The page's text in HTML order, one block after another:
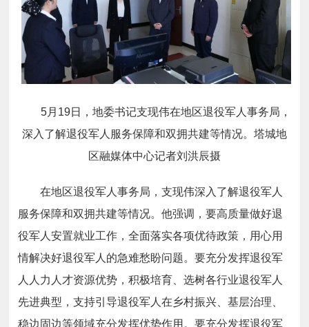
5月19日，地委书记支现伟在地区退役军人事务局，
深入了解退役军人服务保障和双拥共建等情况。塔城地
区融媒体中心记者刘洪辰摄
在地区退役军人事务局，支现伟深入了解退役军人
服务保障和双拥共建等情况。他强调，要高质量做好退
役军人安置就业工作，全面落实各项优待政策，用心用
情解决好退役军人的急难愁盼问题。要充分发挥退役军
人人力人才资源优势，积极培育、选树各行业退役军人
先进典型，支持引导退役军人在乡村振兴、基层治理、
稳边固边等领域充分发挥优势作用。要充分发挥退役军